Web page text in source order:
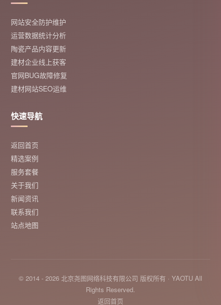
网站安全防护维护
运营数据统计分析
陶瓷产品内容更新
建材企业线上获客
官网BUG故障修复
建材网站SEO运维
快速导航
返回首页
精选案例
服务套餐
关于我们
新闻资讯
联系我们
站点地图
© 2014 - 2026 北京尧图网络科技有限公司 版权所有 · YAOTU All
Rights Reserved.
返回首页